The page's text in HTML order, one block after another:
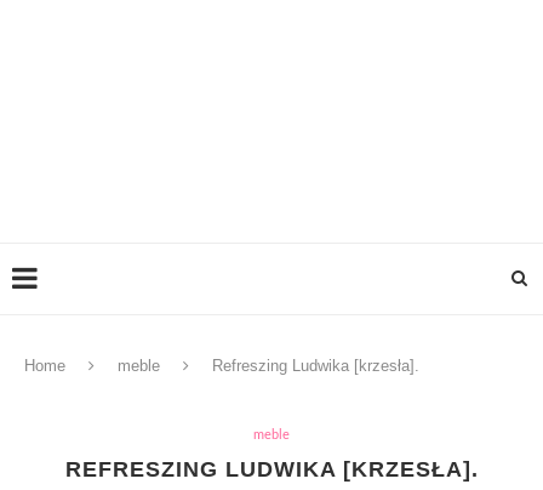
Home meble Refreszing Ludwika [krzesła].
meble
REFRESZING LUDWIKA [KRZESŁA].